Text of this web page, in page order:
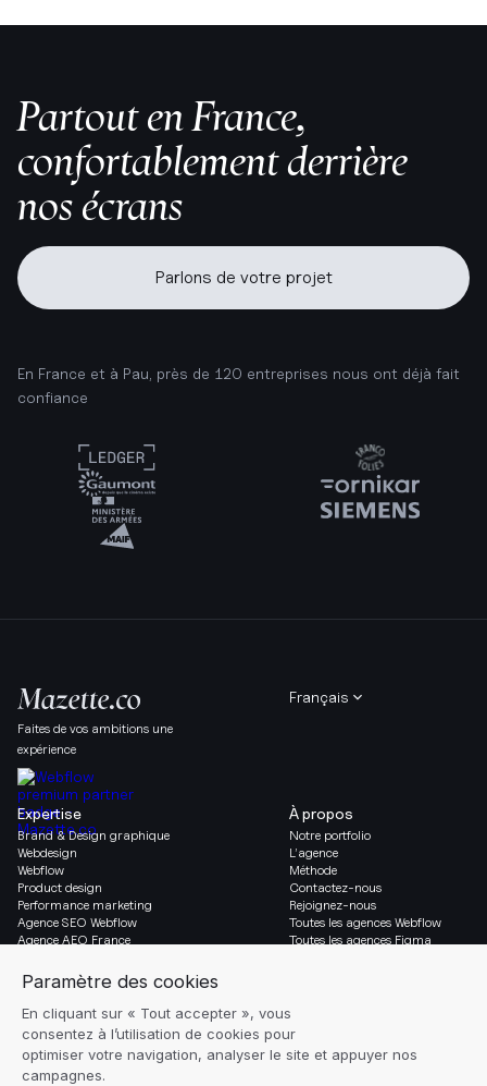
Partout en France,
confortablement derrière
nos écrans
Parlons de votre projet
En France et à Pau, près de 120 entreprises nous ont déjà fait
confiance
Faites de vos ambitions une
expérience
Français
À propos
Notre portfolio
L’agence
Méthode
Contactez-nous
Rejoignez-nous
Toutes les agences Webflow
Toutes les agences Figma
Expertise
Brand & Design graphique
Webdesign
Webflow
Product design
Performance marketing
Agence SEO Webflow
Agence AEO France
Ressources
Glossaire
Social & Légal
Instagram
Mentions légales
Réglages des cookies